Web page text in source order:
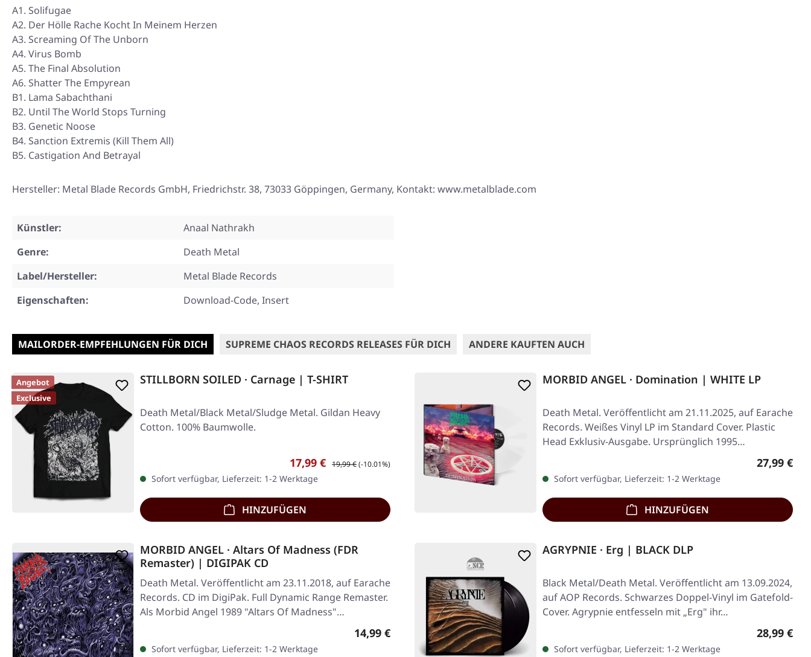
A1. Solifugae
A2. Der Hölle Rache Kocht In Meinem Herzen
A3. Screaming Of The Unborn
A4. Virus Bomb
A5. The Final Absolution
A6. Shatter The Empyrean
B1. Lama Sabachthani
B2. Until The World Stops Turning
B3. Genetic Noose
B4. Sanction Extremis (Kill Them All)
B5. Castigation And Betrayal
Hersteller: Metal Blade Records GmbH, Friedrichstr. 38, 73033 Göppingen, Germany, Kontakt: www.metalblade.com
Künstler:
Anaal Nathrakh
Genre:
Death Metal
Label/Hersteller:
Metal Blade Records
Eigenschaften:
Download-Code, Insert
MAILORDER-EMPFEHLUNGEN FÜR DICH SUPREME CHAOS RECORDS RELEASES FÜR DICH ANDERE KAUFTEN AUCH
Angebot
Exclusive
STILLBORN SOILED · Carnage | T-SHIRT
Death Metal/Black Metal/Sludge Metal. Gildan Heavy
Cotton. 100% Baumwolle.
Verkaufspreis:
17,99 € Regulärer Preis:
19,99 €(-10.01%)
Sofort verfügbar, Lieferzeit: 1-2 Werktage
HINZUFÜGEN
MORBID ANGEL · Domination | WHITE LP
Death Metal. Veröffentlicht am 21.11.2025, auf Earache
Records. Weißes Vinyl LP im Standard Cover. Plastic
Head Exklusiv-Ausgabe. Ursprünglich 1995…
Regulärer
27,99 €
Sofort verfügbar, Lieferzeit: 1-2 Werktage
HINZUFÜGEN
MORBID ANGEL · Altars Of Madness (FDR
Remaster) | DIGIPAK CD
Death Metal. Veröffentlicht am 23.11.2018, auf Earache
Records. CD im DigiPak. Full Dynamic Range Remaster.
Als Morbid Angel 1989 "Altars Of Madness"…
Regulärer Preis:
14,99 €
Sofort verfügbar, Lieferzeit: 1-2 Werktage
AGRYPNIE · Erg | BLACK DLP
Black Metal/Death Metal. Veröffentlicht am 13.09.2024,
auf AOP Records. Schwarzes Doppel-Vinyl im Gatefold-
Cover. Agrypnie entfesseln mit „Erg" ihr…
Regulärer
28,99 €
Sofort verfügbar, Lieferzeit: 1-2 Werktage